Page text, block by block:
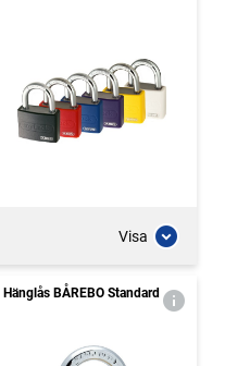
Visa
Hänglås BÅREBO Standard